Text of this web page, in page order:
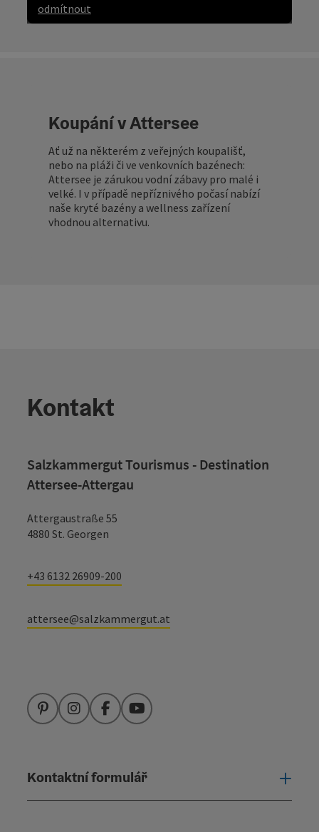
odmítnout
Koupání v Attersee
Ať už na některém z veřejných koupališť,
nebo na pláži či ve venkovních bazénech:
Attersee je zárukou vodní zábavy pro malé i
velké. I v případě nepříznivého počasí nabízí
naše kryté bazény a wellness zařízení
vhodnou alternativu.
Kontakt
Salzkammergut Tourismus - Destination
Attersee-Attergau
Attergaustraße 55
4880 St. Georgen
+43 6132 26909-200
attersee@salzkammergut.at
PinterestInstagramFacebookYouTube
Kontaktní formulář